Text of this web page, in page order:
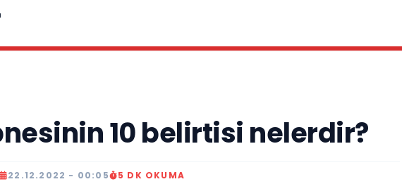
10 belirtisi nelerdir?
22.12.2022 - 00:05 5 DK OKUMA